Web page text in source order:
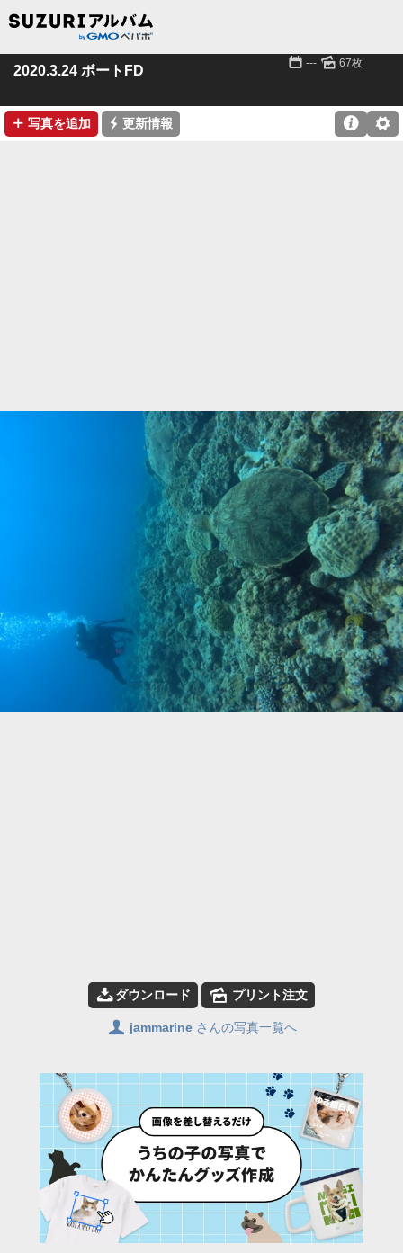
2020.3.24 ボートFD 📅 --- 🌄 67枚
➕ 写真を追加 ⚡ 更新情報 ⚙

📥ダウンロード 🌄 プリント注文
👤 jammarineさんの写真一覧へ